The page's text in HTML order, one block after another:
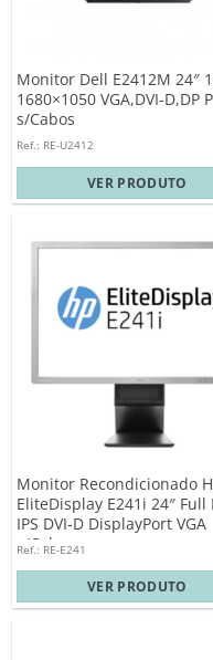
Monitor Dell E2412M 24″
1680×1050 VGA,DVI-D,DP
s/Cabos
Ref.: RE-U2412
VER PRODUTO
Monitor Recondicionado
EliteDisplay E241i 24″ Full
IPS DVI-D DisplayPort VGA
s/Cabos
Ref.: RE-E241
VER PRODUTO